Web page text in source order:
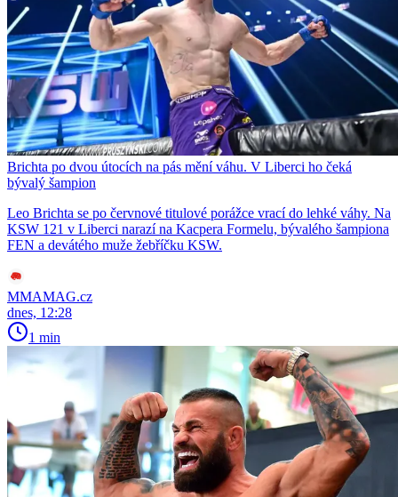
Brichta po dvou útocích na pás mění váhu. V Liberci ho čeká
bývalý šampion
Leo Brichta se po červnové titulové porážce vrací do lehké váhy. Na
KSW 121 v Liberci narazí na Kacpera Formelu, bývalého šampiona
FEN a devátého muže žebříčku KSW.
MMAMAG.cz
dnes, 12:28
1 min